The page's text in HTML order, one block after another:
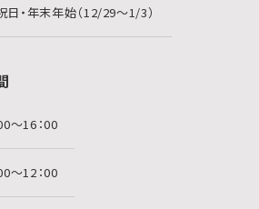
日・年末年始（12/29〜1/3）
〜16：00
〜12：00